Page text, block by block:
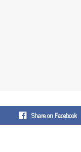
Share on Facebook